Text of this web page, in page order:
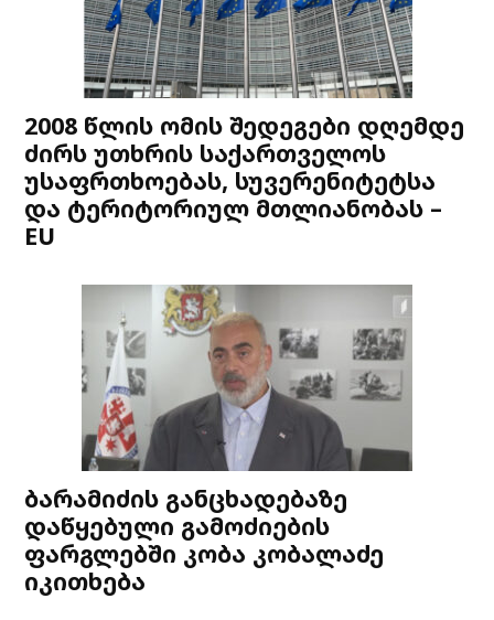
2008 წლის ომის შედეგები დღემდე
ძირს უთხრის საქართველოს
უსაფრთხოებას, სუვერენიტეტსა
და ტერიტორიულ მთლიანობას –
EU
ბარამიძის განცხადებაზე
დაწყებული გამოძიების
ფარგლებში კობა კობალაძე
იკითხება